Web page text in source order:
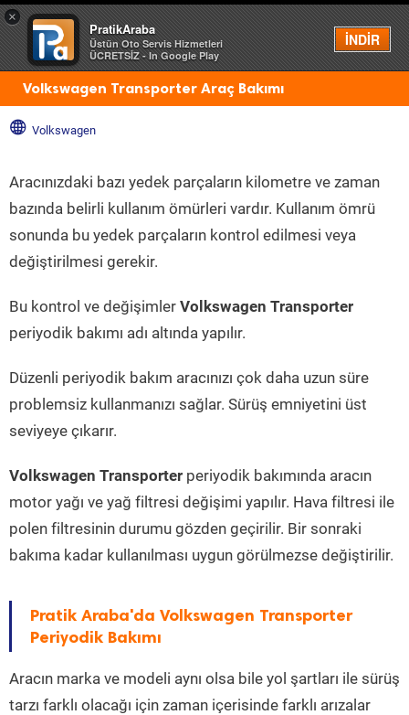
×
PratikAraba
Üstün Oto Servis Hizmetleri
ÜCRETSİZ - In Google Play
İNDİR
Menü
Volkswagen Transporter Araç Bakımı
Volkswagen
Aracınızdaki bazı yedek parçaların kilometre ve zaman
bazında belirli kullanım ömürleri vardır. Kullanım ömrü
sonunda bu yedek parçaların kontrol edilmesi veya
değiştirilmesi gerekir.
Bu kontrol ve değişimler Volkswagen Transporter
periyodik bakımı adı altında yapılır.
Düzenli periyodik bakım aracınızı çok daha uzun süre
problemsiz kullanmanızı sağlar. Sürüş emniyetini üst
seviyeye çıkarır.
Volkswagen Transporter periyodik bakımında aracın
motor yağı ve yağ filtresi değişimi yapılır. Hava filtresi ile
polen filtresinin durumu gözden geçirilir. Bir sonraki
bakıma kadar kullanılması uygun görülmezse değiştirilir.
Pratik Araba'da Volkswagen Transporter
Periyodik Bakımı
Aracın marka ve modeli aynı olsa bile yol şartları ile sürüş
tarzı farklı olacağı için zaman içerisinde farklı arızalar